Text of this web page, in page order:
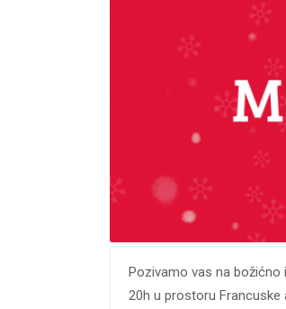
Pozivamo vas na
20h u prostoru Francuske